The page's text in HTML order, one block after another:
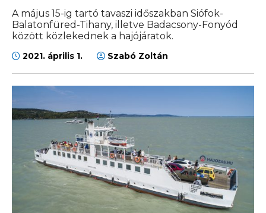
A május 15-ig tartó tavaszi időszakban Siófok-
Balatonfüred-Tihany, illetve Badacsony-Fonyód
között közlekednek a hajójáratok.
2021. április 1. Szabó Zoltán